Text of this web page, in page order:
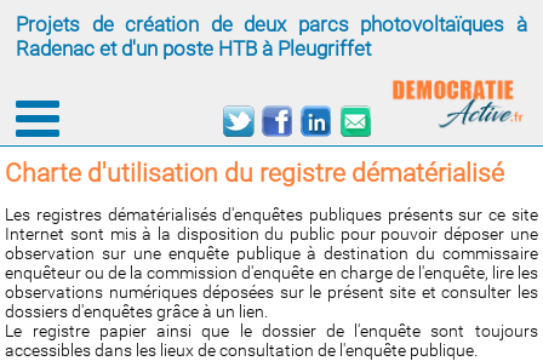
Projets de création de deux parcs photovoltaïques à
Radenac et d'un poste HTB à Pleugriffet
Charte d'utilisation du registre dématérialisé
Les registres dématérialisés d'enquêtes publiques présents sur ce site
Internet sont mis à la disposition du public pour pouvoir déposer une
observation sur une enquête publique à destination du commissaire
enquêteur ou de la commission d'enquête en charge de l'enquête, lire les
observations numériques déposées sur le présent site et consulter les
dossiers d'enquêtes grâce à un lien.
Le registre papier ainsi que le dossier de l'enquête sont toujours
accessibles dans les lieux de consultation de l'enquête publique.